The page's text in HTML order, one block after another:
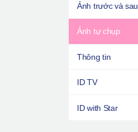
Ảnh trước và sau
Ảnh tự chụp
Thông tin
ID TV
ID with Star